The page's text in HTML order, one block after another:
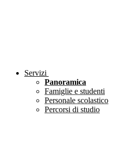
Servizi
Panoramica
Famiglie e studenti
Personale scolastico
Percorsi di studio